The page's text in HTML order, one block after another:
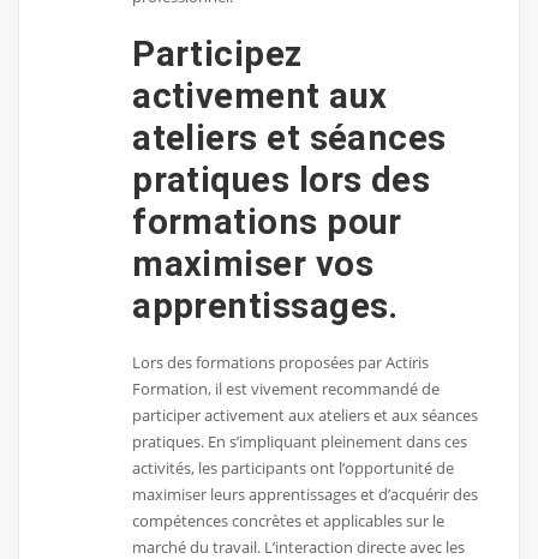
Participez
activement aux
ateliers et séances
pratiques lors des
formations pour
maximiser vos
apprentissages.
Lors des formations proposées par Actiris
Formation, il est vivement recommandé de
participer activement aux ateliers et aux séances
pratiques. En s’impliquant pleinement dans ces
activités, les participants ont l’opportunité de
maximiser leurs apprentissages et d’acquérir des
compétences concrètes et applicables sur le
marché du travail. L’interaction directe avec les